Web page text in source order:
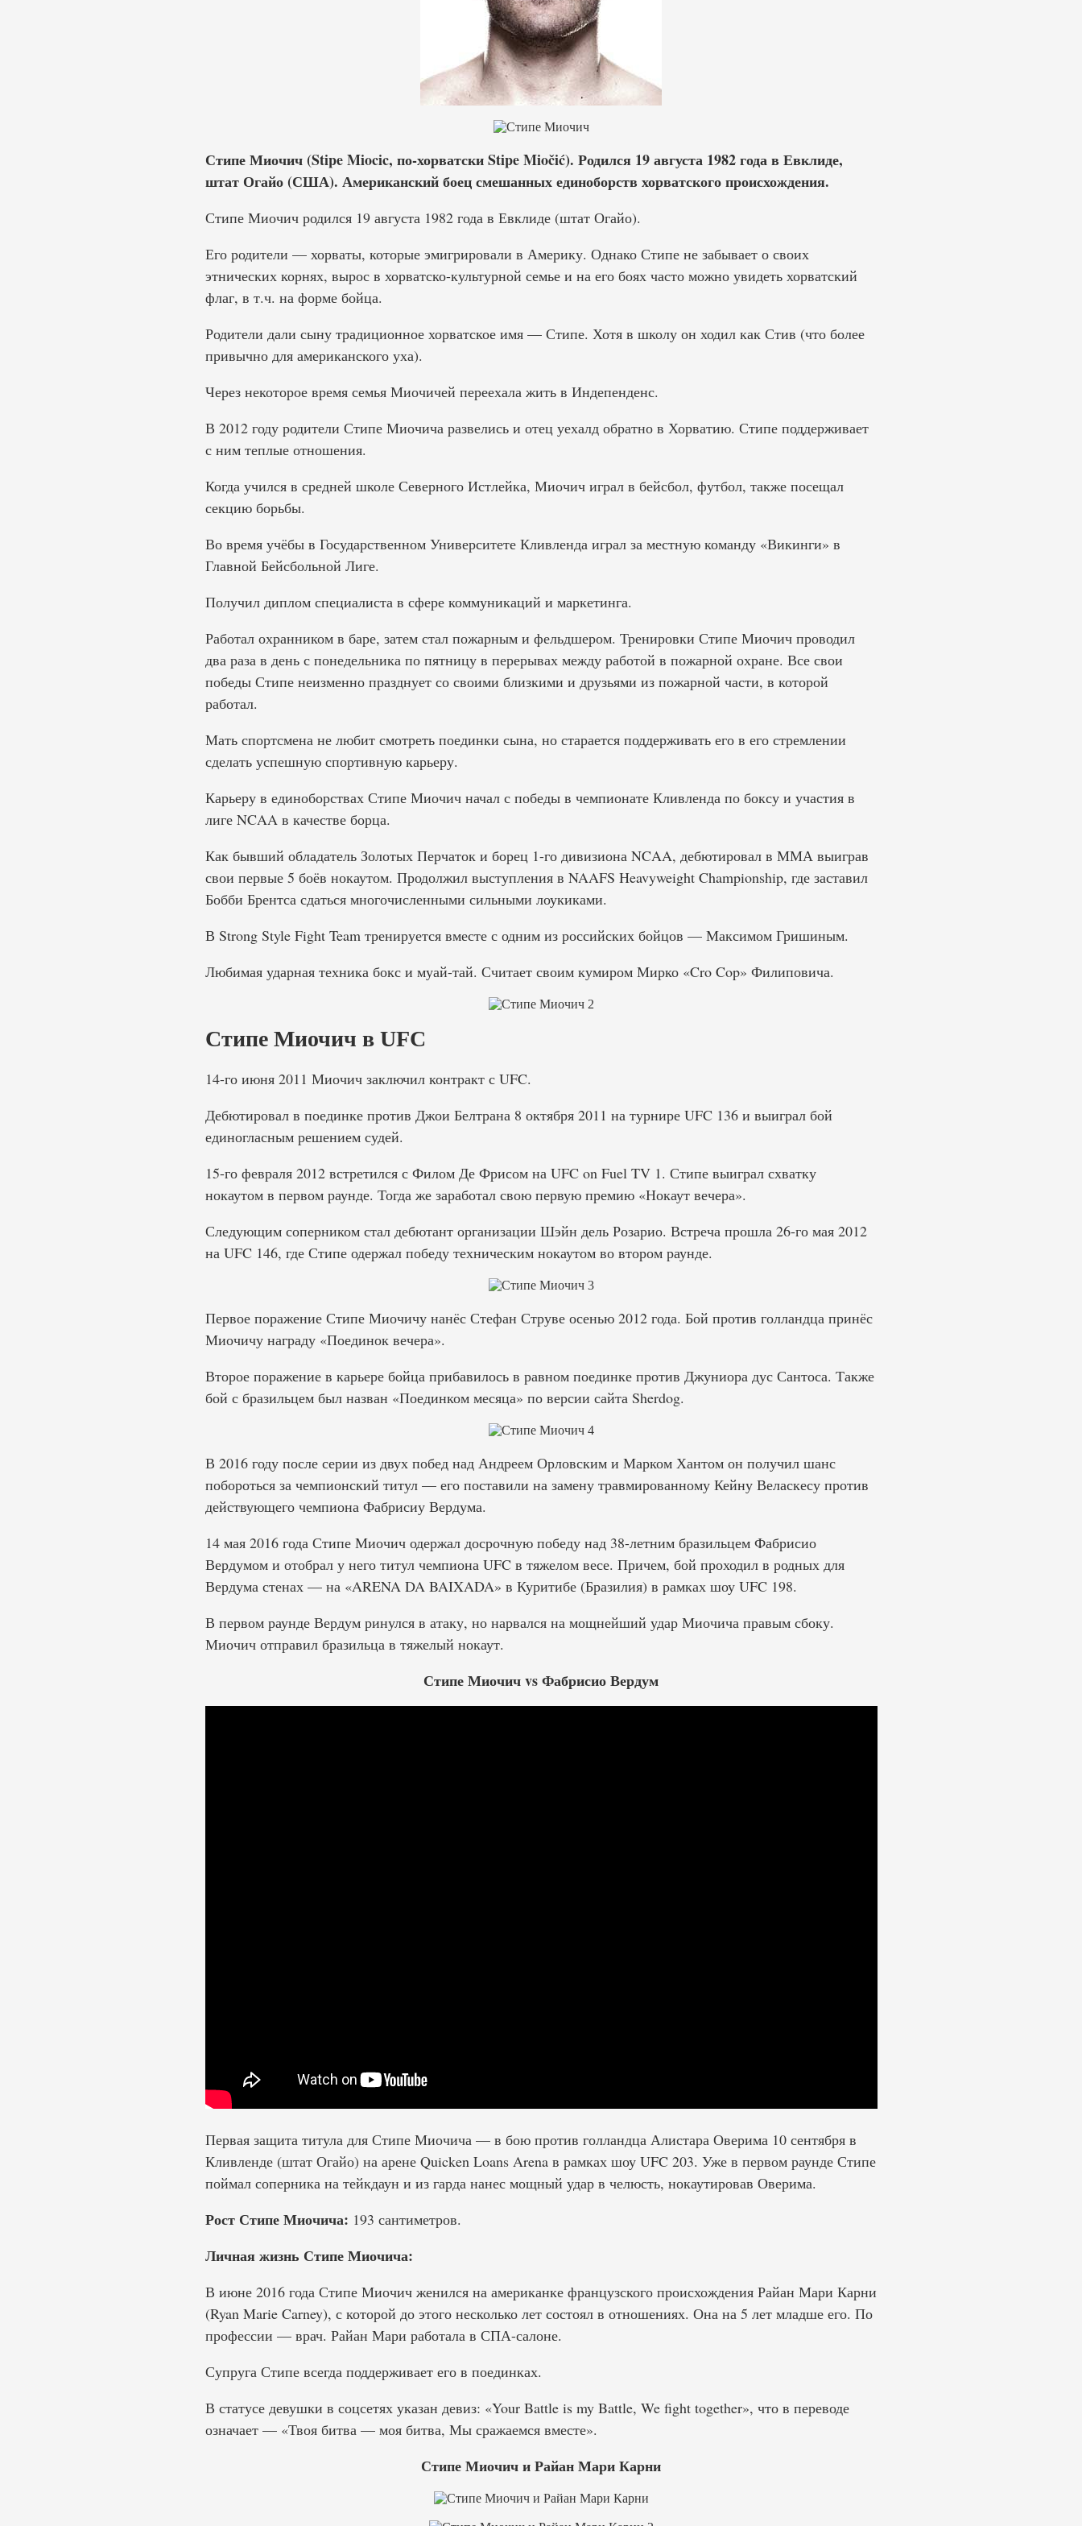
Стипе Миочич (Stipe Miocic, по-хорватски Stipe Miočić). Родился 19 августа 1982 года в Евклиде,
штат Огайо (США). Американский боец смешанных единоборств хорватского происхождения.
Стипе Миочич родился 19 августа 1982 года в Евклиде (штат Огайо).
Его родители — хорваты, которые эмигрировали в Америку. Однако Стипе не забывает о своих
этнических корнях, вырос в хорватско-культурной семье и на его боях часто можно увидеть хорватский
флаг, в т.ч. на форме бойца.
Родители дали сыну традиционное хорватское имя — Стипе. Хотя в школу он ходил как Стив (что более
привычно для американского уха).
Через некоторое время семья Миочичей переехала жить в Индепенденс.
В 2012 году родители Стипе Миочича развелись и отец уехалд обратно в Хорватию. Стипе поддерживает
с ним теплые отношения.
Когда учился в средней школе Северного Истлейка, Миочич играл в бейсбол, футбол, также посещал
секцию борьбы.
Во время учёбы в Государственном Университете Кливленда играл за местную команду «Викинги» в
Главной Бейсбольной Лиге.
Получил диплом специалиста в сфере коммуникаций и маркетинга.
Работал охранником в баре, затем стал пожарным и фельдшером. Тренировки Стипе Миочич проводил
два раза в день с понедельника по пятницу в перерывах между работой в пожарной охране. Все свои
победы Стипе неизменно празднует со своими близкими и друзьями из пожарной части, в которой
работал.
Мать спортсмена не любит смотреть поединки сына, но старается поддерживать его в его стремлении
сделать успешную спортивную карьеру.
Карьеру в единоборствах Стипе Миочич начал с победы в чемпионате Кливленда по боксу и участия в
лиге NCAA в качестве борца.
Как бывший обладатель Золотых Перчаток и борец 1-го дивизиона NCAA, дебютировал в ММА выиграв
свои первые 5 боёв нокаутом. Продолжил выступления в NAAFS Heavyweight Championship, где заставил
Бобби Брентса сдаться многочисленными сильными лоукиками.
В Strong Style Fight Team тренируется вместе с одним из российских бойцов — Максимом Гришиным.
Любимая ударная техника бокс и муай-тай. Считает своим кумиром Мирко «Cro Cop» Филиповича.
Стипе Миочич в UFC
14-го июня 2011 Миочич заключил контракт с UFC.
Дебютировал в поединке против Джои Белтрана 8 октября 2011 на турнире UFC 136 и выиграл бой
единогласным решением судей.
15-го февраля 2012 встретился с Филом Де Фрисом на UFC on Fuel TV 1. Стипе выиграл схватку
нокаутом в первом раунде. Тогда же заработал свою первую премию «Нокаут вечера».
Следующим соперником стал дебютант организации Шэйн дель Розарио. Встреча прошла 26-го мая 2012
на UFC 146, где Стипе одержал победу техническим нокаутом во втором раунде.
Первое поражение Стипе Миочичу нанёс Стефан Струве осенью 2012 года. Бой против голландца принёс
Миочичу награду «Поединок вечера».
Второе поражение в карьере бойца прибавилось в равном поединке против Джуниора дус Сантоса. Также
бой с бразильцем был назван «Поединком месяца» по версии сайта Sherdog.
В 2016 году после серии из двух побед над Андреем Орловским и Марком Хантом он получил шанс
побороться за чемпионский титул — его поставили на замену травмированному Кейну Веласкесу против
действующего чемпиона Фабрисиу Вердума.
14 мая 2016 года Стипе Миочич одержал досрочную победу над 38-летним бразильцем Фабрисио
Вердумом и отобрал у него титул чемпиона UFC в тяжелом весе. Причем, бой проходил в родных для
Вердума стенах — на «ARENA DA BAIXADA» в Куритибе (Бразилия) в рамках шоу UFC 198.
В первом раунде Вердум ринулся в атаку, но нарвался на мощнейший удар Миочича правым сбоку.
Миочич отправил бразильца в тяжелый нокаут.
Стипе Миочич vs Фабрисио Вердум
Первая защита титула для Стипе Миочича — в бою против голландца Алистара Оверима 10 сентября в
Кливленде (штат Огайо) на арене Quicken Loans Arena в рамках шоу UFC 203. Уже в первом раунде Стипе
поймал соперника на тейкдаун и из гарда нанес мощный удар в челюсть, нокаутировав Оверима.
Рост Стипе Миочича: 193 сантиметров.
Личная жизнь Стипе Миочича:
В июне 2016 года Стипе Миочич женился на американке французского происхождения Райан Мари Карни
(Ryan Marie Carney), с которой до этого несколько лет состоял в отношениях. Она на 5 лет младше его. По
профессии — врач. Райан Мари работала в СПА-салоне.
Супруга Стипе всегда поддерживает его в поединках.
В статусе девушки в соцсетях указан девиз: «Your Battle is my Battle, We fight together», что в переводе
означает — «Твоя битва — моя битва, Мы сражаемся вместе».
Стипе Миочич и Райан Мари Карни